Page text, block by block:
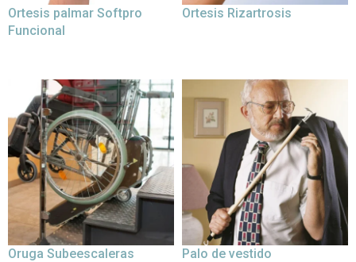
Ortesis palmar Softpro
Funcional
Ortesis Rizartrosis
Oruga Subeescaleras
Palo de vestido